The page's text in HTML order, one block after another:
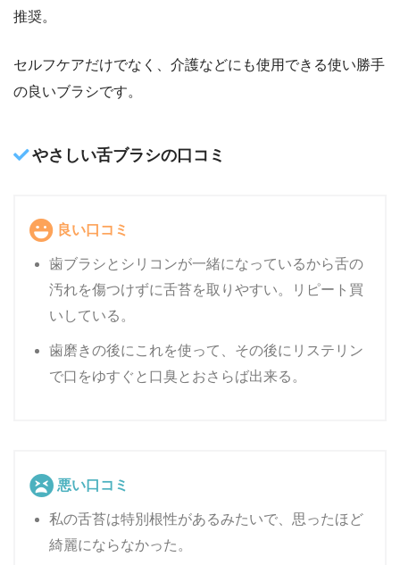
推奨。
セルフケアだけでなく、介護などにも使用できる使い勝手
の良いブラシです。
やさしい舌ブラシの口コミ
良い口コミ
歯ブラシとシリコンが一緒になっているから舌の
汚れを傷つけずに舌苔を取りやすい。リピート買
いしている。
歯磨きの後にこれを使って、その後にリステリン
で口をゆすぐと口臭とおさらば出来る。
悪い口コミ
私の舌苔は特別根性があるみたいで、思ったほど
綺麗にならなかった。